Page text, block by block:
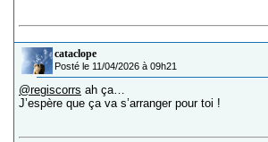
cataclope
Posté le 11/04/2026 à 09h21
@regiscorrs ah ça…
J’espère que ça va s’arranger pour toi !